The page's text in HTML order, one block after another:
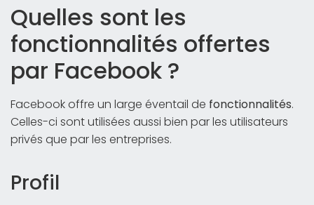
Quelles sont les
fonctionnalités offertes
par Facebook ?
Facebook offre un large éventail de fonctionnalités.
Celles-ci sont utilisées aussi bien par les utilisateurs
privés que par les entreprises.
Profil